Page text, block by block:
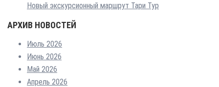
Новый экскурсионный маршрут Тари Тур
АРХИВ НОВОСТЕЙ
Июль 2026
Июнь 2026
Май 2026
Апрель 2026